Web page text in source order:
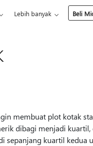
Lebih banyak Beli
membuat plot kotak
dibagi menjadi
sepanjang kuartil kedua